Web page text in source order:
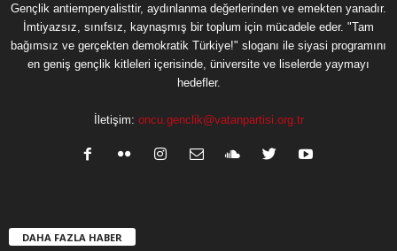
Gençlik antiemperyalisttir, aydınlanma değerlerinden ve emekten yanadır.
İmtiyazsız, sınıfsız, kaynaşmış bir toplum için mücadele eder. "Tam
bağımsız ve gerçekten demokratik Türkiye!" sloganı ile siyasi programını
en geniş gençlik kitleleri içerisinde, üniversite ve liselerde yaymayı
hedefler.
İletişim: oncu.genclik@vatanpartisi.org.tr
DAHA FAZLA HABER